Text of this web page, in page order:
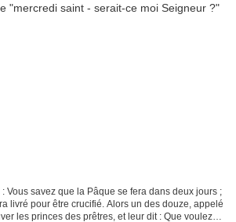
Vous savez que la Pâque se fera dans deux jours ;
livré pour être crucifié. Alors un des douze, appelé
les princes des prêtres, et leur dit : Que voulez-